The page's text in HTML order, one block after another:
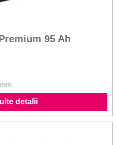
95 Ah
detalii